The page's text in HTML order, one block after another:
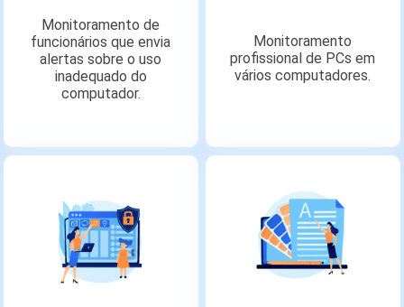
Monitoramento de
funcionários que envia
alertas sobre o uso
inadequado do
computador.
Monitoramento
profissional de PCs em
vários computadores.